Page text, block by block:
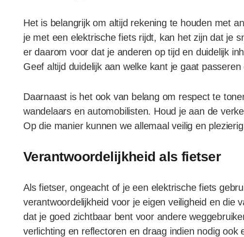
Het is belangrijk om altijd rekening te houden met
je met een elektrische fiets rijdt, kan het zijn dat je
er daarom voor dat je anderen op tijd en duidelijk
Geef altijd duidelijk aan welke kant je gaat
Daarnaast is het ook van belang om respect te
wandelaars en automobilisten. Houd je aan de
Op die manier kunnen we allemaal veilig en
Verantwoordelijkheid als fietser
Als fietser, ongeacht of je een elektrische fiets
verantwoordelijkheid voor je eigen veiligheid en die
dat je goed zichtbaar bent voor andere
verlichting en reflectoren en draag indien nodig ook